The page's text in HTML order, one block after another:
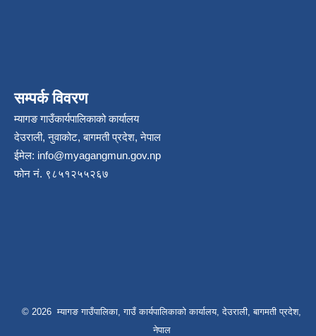
सम्पर्क विवरण
म्यागङ गाउँकार्यपालिकाको कार्यालय
देउराली, नुवाकोट, बागमती प्रदेश, नेपाल
ईमेल: info@myagangmun.gov.np
फोन नं. ९८५१२५५२६७
© 2026 म्यागङ गाउँपालिका, गाउँ कार्यपालिकाको कार्यालय, देउराली, बागमती प्रदेश,
नेपाल